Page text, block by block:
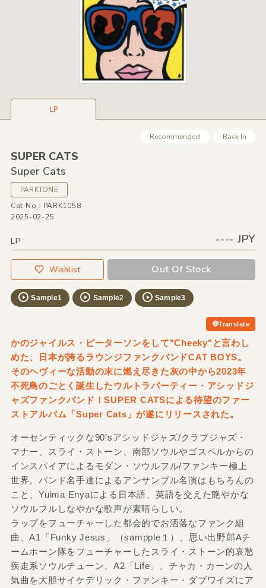
LP
Recommended Back In
SUPER CATS
Super Cats
PARKTONE
Cat No.: PARK1058
2025-02-25
LP ---- JPY
Wishlist Out Of Stock
Sample1 Sample2 Sample3
Translate
かのジャイルス・ピーターソンをして"Cheeky"と言わし
めた、日本が誇るラウンジファンクバンドCAT BOYS。
そのヘヴィーな活動の末に燃え尽きた灰の中から2023年
不死鳥のごとく誕生したウルトラパーティー・アシッドジ
ャズファンクバンド！SUPER CATSによる待望のファー
ストアルバム「Super Cats」が遂にリリースされた。
オーセンティックな90’sアシッドジャズ/クラブジャズ・
マナー、スライ・ストーン、南部ソウルやゴスペルからの
インスパイアによるモダン・ソウルフル/ファンキー極上
世界。バンド名手達によるアンサンブル名演はもちろんの
こと、Yuima Enyaによる日本語、英語を交えた艶やかな
ソウルフルしなやかな歌声が素晴らしい。
ラップをフューチャーした都会的でお洒落なファンク組
曲、A1「Funky Jesus」（sampple１）、思い出野郎Aチ
ームホーン隊をフューチャーしたスライ・ストーン的哀愁
疾走系ソウルチューン、A2「Life」、チャカ・カーンの人
気曲を大胆サイケデリック・ファンキー・ダブワイズにア